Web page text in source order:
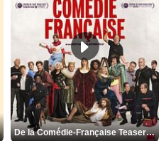
De la Comédie-Française Teaser VF